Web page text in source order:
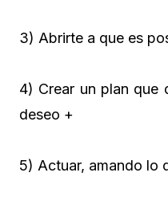
3) Abrirte a que es
4) Crear un plan que
deseo +
5) Actuar, amando lo